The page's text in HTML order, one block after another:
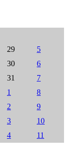
29
5
30
6
31
7
1
8
2
9
3
10
4 11